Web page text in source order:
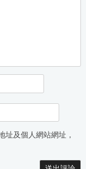
址及個人網站網址，